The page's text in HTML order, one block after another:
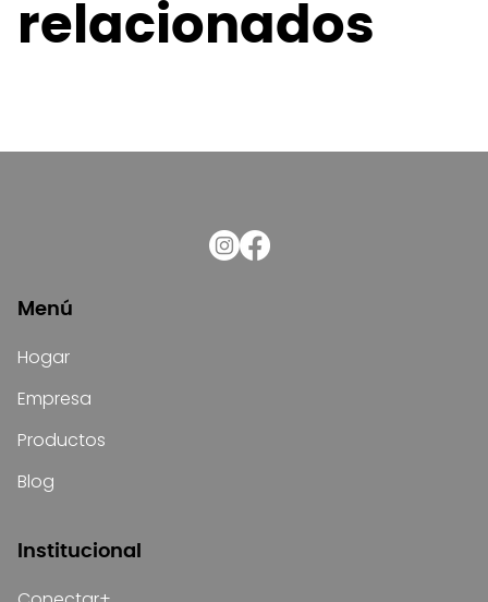
relacionados
Menú
Hogar
Empresa
Productos
Blog
Institucional